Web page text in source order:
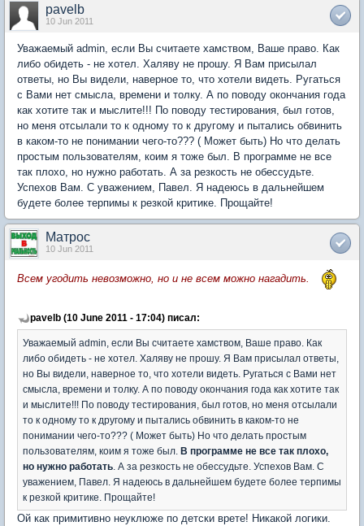
pavelb
10 Jun 2011
Уважаемый admin, если Вы считаете хамством, Ваше право. Как
либо обидеть - не хотел. Халяву не прошу. Я Вам присылал
ответы, но Вы видели, наверное то, что хотели видеть. Ругаться
с Вами нет смысла, времени и толку. А по поводу окончания года
как хотите так и мыслите!!! По поводу тестирования, был готов,
но меня отсылали то к одному то к другому и пытались обвинить
в каком-то не понимании чего-то??? ( Может быть) Но что делать
простым пользователям, коим я тоже был. В программе не все
так плохо, но нужно работать. А за резкость не обессудьте.
Успехов Вам. С уважением, Павел. Я надеюсь в дальнейшем
будете более терпимы к резкой критике. Прощайте!
Матрос
10 Jun 2011
Всем угодить невозможно, но и не всем можно нагадить.
pavelb (10 June 2011 - 17:04) писал:
Уважаемый admin, если Вы считаете хамством, Ваше право. Как
либо обидеть - не хотел. Халяву не прошу. Я Вам присылал ответы,
но Вы видели, наверное то, что хотели видеть. Ругаться с Вами нет
смысла, времени и толку. А по поводу окончания года как хотите так
и мыслите!!! По поводу тестирования, был готов, но меня отсылали
то к одному то к другому и пытались обвинить в каком-то не
понимании чего-то??? ( Может быть) Но что делать простым
пользователям, коим я тоже был.
В программе не все так плохо,
но нужно работать . А за резкость не обессудьте. Успехов Вам. С
уважением, Павел. Я надеюсь в дальнейшем будете более терпимы
к резкой критике. Прощайте!
Ой как примитивно неуклюже по детски врете! Никакой логики.